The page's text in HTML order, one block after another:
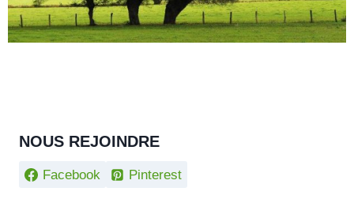
NOUS REJOINDRE
Facebook Pinterest